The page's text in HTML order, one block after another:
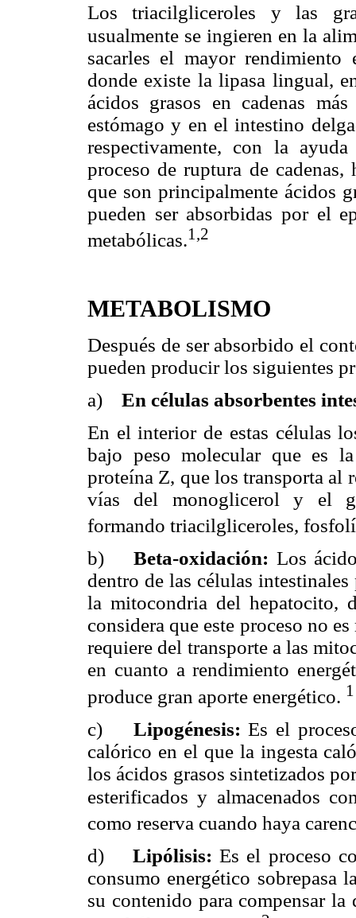
Los triacilgliceroles y las
usualmente se ingieren en la
sacarles el mayor rendimiento
donde existe la lipasa lingual,
ácidos grasos en cadenas
estómago y en el intestino
respectivamente, con la
proceso de ruptura de cadenas,
que son principalmente ácidos
pueden ser absorbidas por el
metabólicas.1,2
METABOLISMO
Después de ser absorbido el
pueden producir los siguientes
a) En células absorbentes
En el interior de estas células
bajo peso molecular que es
proteína Z, que los transporta al
vías del monoglicerol y el
formando triacilgliceroles,
b)Beta-oxidación: Los
dentro de las células
la mitocondria del hepatocito,
considera que este proceso no
requiere del transporte a las
en cuanto a rendimiento
produce gran aporte energético. 1
c) Lipogénesis:Es el
calórico en el que la ingesta
los ácidos grasos sintetizados
esterificados y almacenados
como reserva cuando haya
d)Lipólisis:Es el proceso
consumo energético
su contenido para compensar